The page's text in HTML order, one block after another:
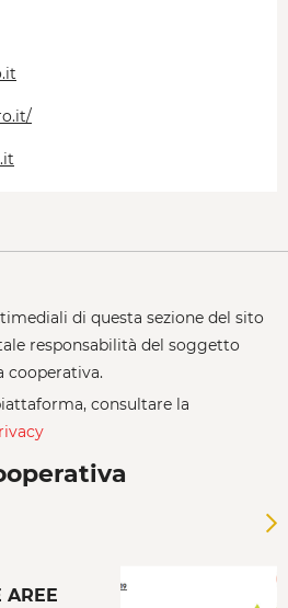
di questa sezione del sito
responsabilità del soggetto
cooperativa.
consultare la
AREE